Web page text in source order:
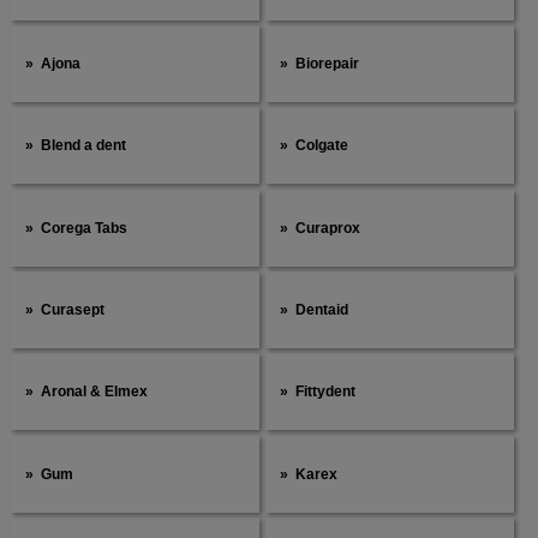
Ajona Biorepair
Blend a dent Colgate
Corega Tabs Curaprox
Curasept Dentaid
Aronal & Elmex Fittydent
Gum Karex